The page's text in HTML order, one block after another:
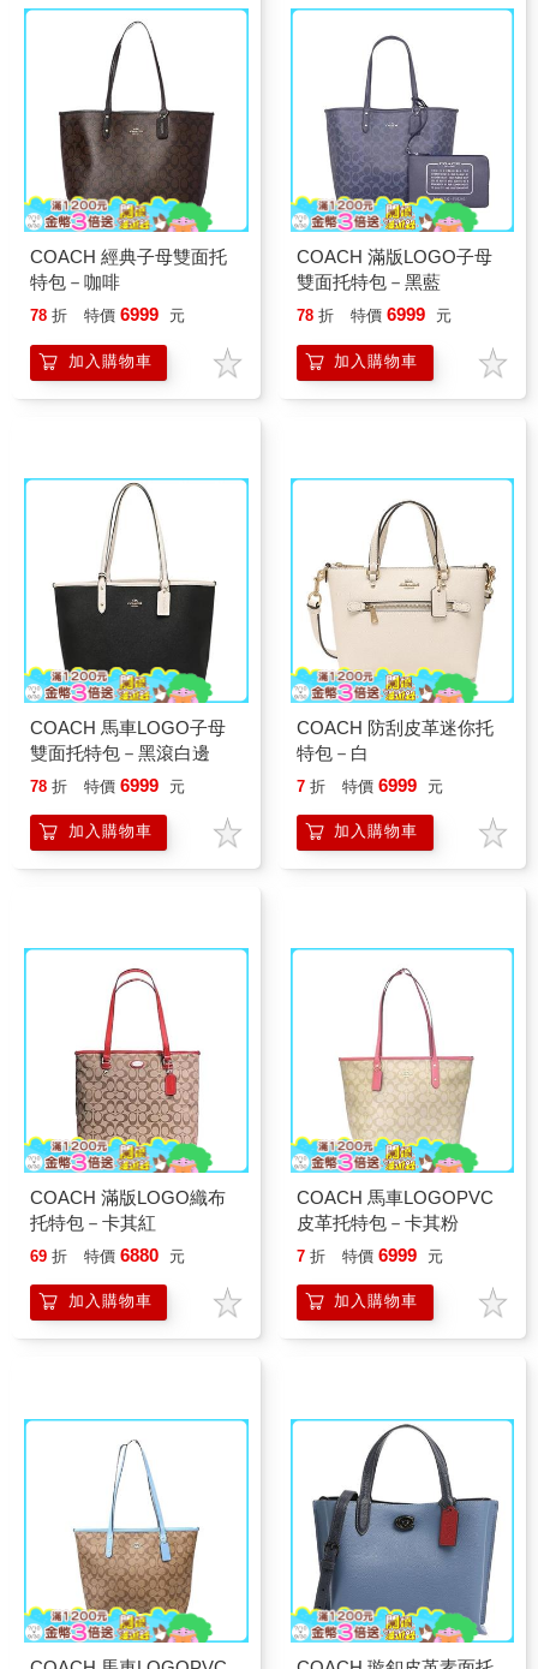
COACH 經典子母雙面托
特包－咖啡
78 折 特價 6999 元
加入購物車
COACH 滿版LOGO子母
雙面托特包－黑藍
78 折 特價 6999 元
加入購物車
COACH 馬車LOGO子母
雙面托特包－黑滾白邊
78 折 特價 6999 元
加入購物車
COACH 防刮皮革迷你托
特包－白
7 折 特價 6999 元
加入購物車
COACH 滿版LOGO織布
托特包－卡其紅
69 折 特價 6880 元
加入購物車
COACH 馬車LOGOPVC
皮革托特包－卡其粉
7 折 特價 6999 元
加入購物車